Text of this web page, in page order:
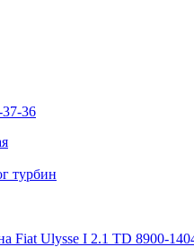
36
турбин
Fiat Ulysse I 2.1 TD 8900-